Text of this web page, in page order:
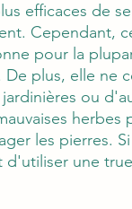
efficaces de
Cependant,
pour la
plus, elle ne
ou
les pierres.
une